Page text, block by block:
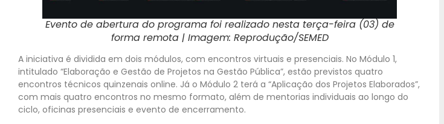
Evento de abertura do programa foi realizado nesta terça-feira (03) de
forma remota | Imagem: Reprodução/SEMED
A iniciativa é dividida em dois módulos, com encontros virtuais e presenciais. No Módulo 1,
intitulado “Elaboração e Gestão de Projetos na Gestão Pública”, estão previstos quatro
encontros técnicos quinzenais online. Já o Módulo 2 terá a “Aplicação dos Projetos Elaborados”,
com mais quatro encontros no mesmo formato, além de mentorias individuais ao longo do
ciclo, oficinas presenciais e evento de encerramento.